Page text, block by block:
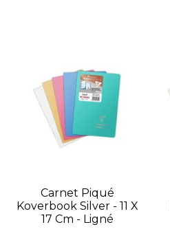
Carnet Piqué
Koverbook Silver - 11 X
17 Cm - Ligné